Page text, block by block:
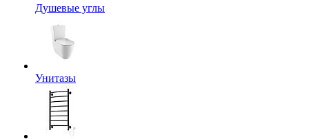
Душевые углы
Унитазы